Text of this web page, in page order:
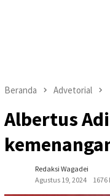
Beranda Advetorial
Albertus
Redaksi Wagadei
Agustus 19, 2024